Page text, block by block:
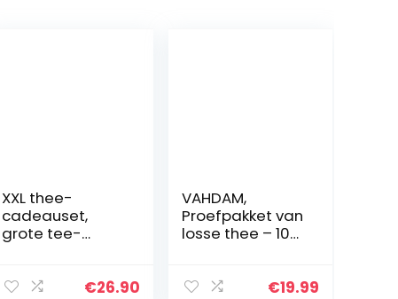
XXL thee-
cadeauset,
grote tee-
Welt” in een€26.90
VAHDAM,
Proefpakket van
losse thee – 10
Zwarte thee,€19.99